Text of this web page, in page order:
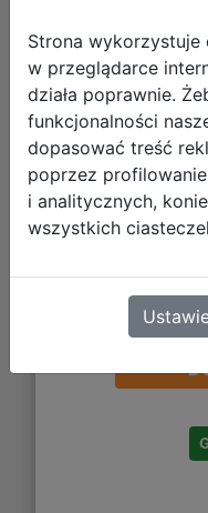
Strona wykorzystuje
w przeglądarce
działa poprawnie.
funkcjonalności
dopasować treść
poprzez
i analitycznych,
wszystkich